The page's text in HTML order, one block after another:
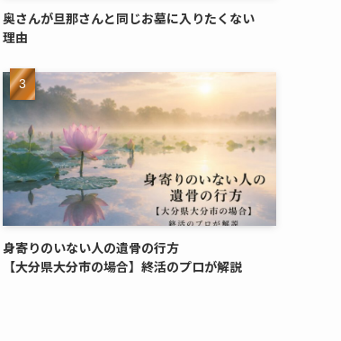
奥さんが​旦那さんと​同じ​お墓に​入りたくない​
理由
身寄りのいない​人の​遺骨の​行方​
【大分県大分市の​場合】終活の​プロが​解説